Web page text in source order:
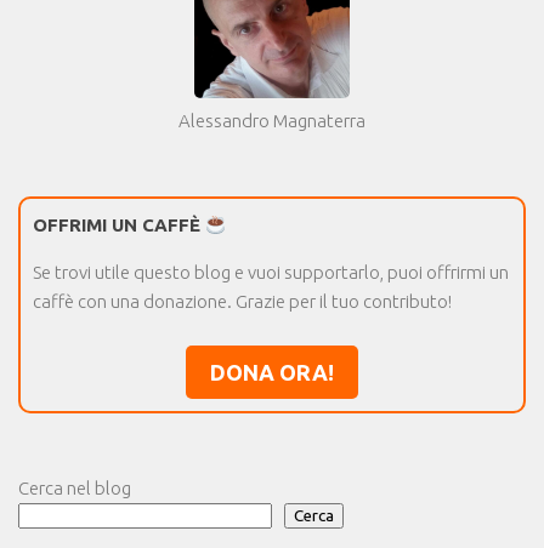
Alessandro Magnaterra
OFFRIMI UN CAFFÈ
Se trovi utile questo blog e vuoi supportarlo, puoi offrirmi un
caffè con una donazione. Grazie per il tuo contributo!
DONA ORA!
Cerca nel blog
Cerca